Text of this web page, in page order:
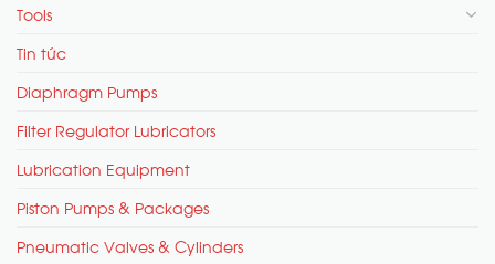
Tools
Tin tức
Diaphragm Pumps
Filter Regulator Lubricators
Lubrication Equipment
Piston Pumps & Packages
Pneumatic Valves & Cylinders